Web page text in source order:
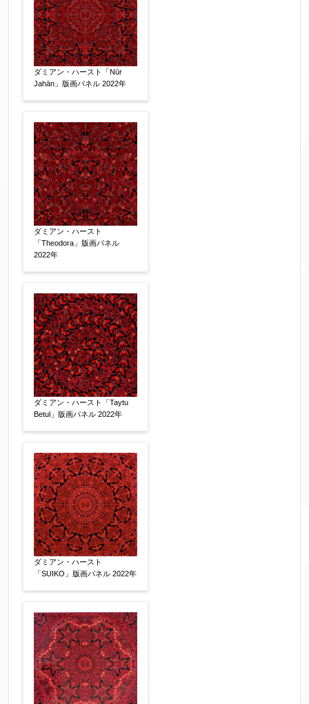
作品の画題 【任意】
作品の技法 【任意】
素描
立体
その他
絵の画面サイズ 【任意】
体裁
サイン等の有無 【任意】
サイン有(自筆)
鑑定証書付
共箱
その他
限定番号 【任意】
制作年 【任意】
売却希望時期 【任意】
すぐに売りたい
他社様の査定価格 【任意】
会社名：
ダミアン・ハースト「Nūr
Jahān」版画パネル 2022年
ダミアン・ハースト
「Theodora」版画パネル
2022年
ダミアン・ハースト「Taytu
Betul」版画パネル 2022年
ダミアン・ハースト
「SUIKO」版画パネル 2022年